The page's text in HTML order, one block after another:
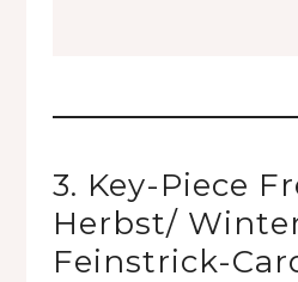
3. Key-Piece
Herbst/
Feinstrick-